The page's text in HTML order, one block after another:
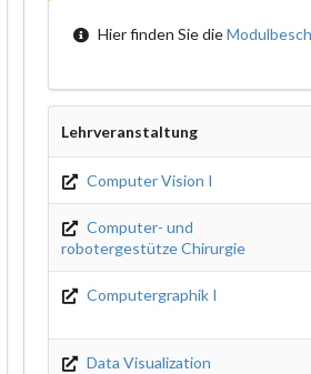
Hier finden Sie die
Lehrveranstaltung
Computer Vision I
Computer- und
robotergestütze Chirurgie
Computergraphik I
Data Visualization